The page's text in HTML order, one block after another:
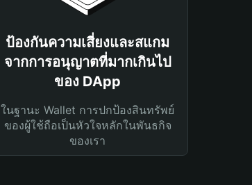
ป้องกันความเสี่ยงและสแกม
จากการอนุญาตที่มากเกินไป
ของ DApp
ในฐานะ Wallet การปกป้องสินทรัพย์
ของผู้ใช้ถือเป็นหัวใจหลักในพันธกิจ
ของเรา